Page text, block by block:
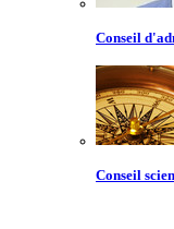
Conseil
Conseil